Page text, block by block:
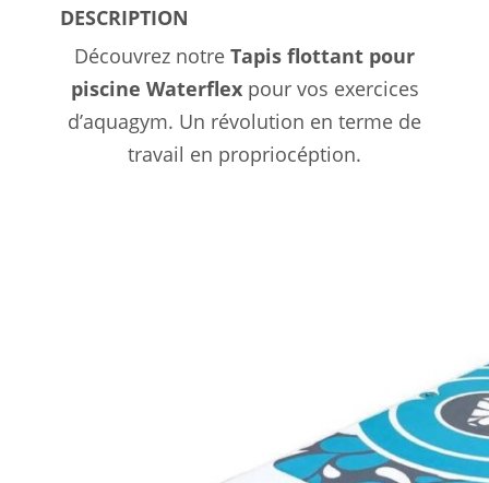
DESCRIPTION
Découvrez notre Tapis flottant pour
piscine Waterflexpour vos exercices
d’aquagym. Un révolution en terme de
travail en propriocéption.